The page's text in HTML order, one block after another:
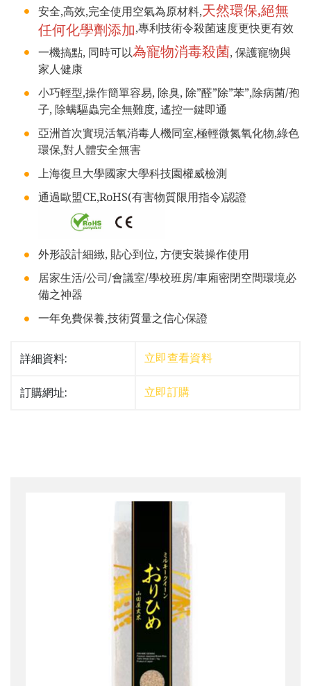
安全,高效,完全使用空氣為原材料,天然環保,絕無
任何化學劑添加,專利技術令殺菌速度更快更有效
一機搞點, 同時可以為寵物消毒殺菌, 保護寵物與
家人健康
小巧輕型,操作簡單容易, 除臭, 除”醛”除”苯”,除病菌/孢
子, 除螨驅蟲完全無難度, 遙控一鍵即通
亞洲首次實現活氧消毒人機同室,極輕微氮氧化物,綠色
環保,對人體安全無害
上海復旦大學國家大學科技園權威檢測
通過歐盟CE,RoHS(有害物質限用指令)認證
外形設計細緻, 貼心到位, 方便安裝操作使用
居家生活/公司/會議室/學校班房/車廂密閉空間環境必
備之神器
一年免費保養,技術質量之信心保證
詳細資料: 立即查看資料
訂購網址: 立即訂購